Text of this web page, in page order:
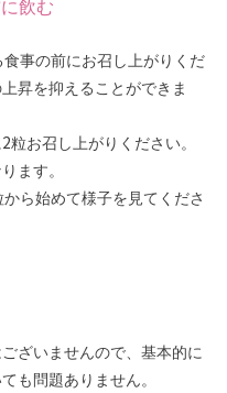
事の前にお召し上がりくだ
昇を抑えることができま
お召し上がりください。
ます。
ら始めて様子を見てくださ
ざいませんので、基本的に
も問題ありません。